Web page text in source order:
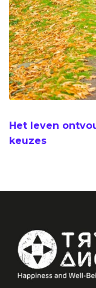
Het leven
keuzes